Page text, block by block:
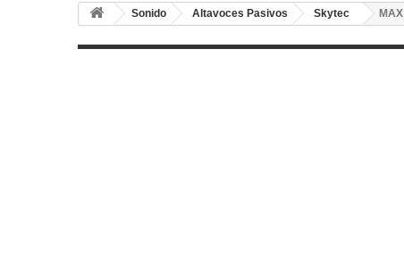
Sonido Altavoces Pasivos Skytec MAX